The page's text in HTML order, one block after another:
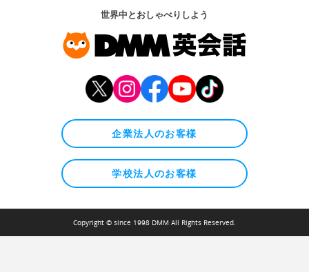
世界中とおしゃべりしよう
企業法人のお客様
学校法人のお客様
Copyright © since 1998 DMM All Rights Reserved.